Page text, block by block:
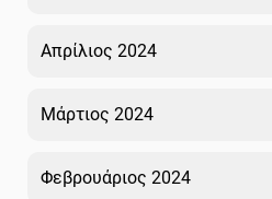
Απρίλιος 2024
Μάρτιος 2024
Φεβρουάριος 2024